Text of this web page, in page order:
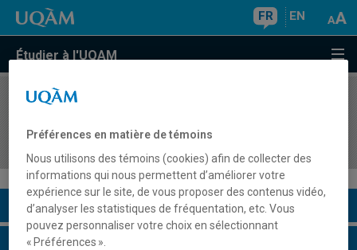
FR EN
Étudier à l'UQAM
COURS//
: bases théoriques et pratiques
Description du cours
Horaire - Été 2026
Préférences en matière de témoins
Nous utilisons des témoins (cookies) afin de collecter des
informations qui nous permettent d’améliorer votre
expérience sur le site, de vous proposer des contenus vidéo,
d’analyser les statistiques de fréquentation, etc. Vous
pouvez personnaliser votre choix en sélectionnant
« Préférences ».